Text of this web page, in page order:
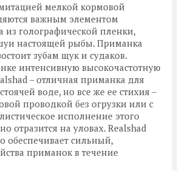
мелкой кормовой
важным элементом
из голографической пленки,
настоящей рыбы. Приманка
зубам щук и судаков.
интенсивную высокочастотную
– отличная приманка для
воде, но все же ее стихия –
проводкой без огрузки или с
исполнение этого
отразится на уловах. Realshad
обеспечивает сильный,
приманок в течение